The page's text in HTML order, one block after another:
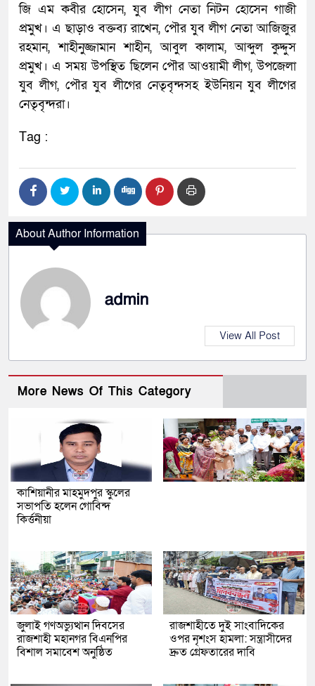
জি এম কবীর হোসেন, যুব লীগ নেতা নিটন হোসেন গাজী
প্রমুখ। এ ছাড়াও বক্তব্য রাখেন, পৌর যুব লীগ নেতা আজিজুর
রহমান, শাহীনুজ্জামান শাহীন, আবুল কালাম, আব্দুল কুদ্দুস
প্রমুখ। এ সময় উপস্থিত ছিলেন পৌর আওয়ামী লীগ, উপজেলা
যুব লীগ, পৌর যুব লীগের নেতৃবৃন্দসহ ইউনিয়ন যুব লীগের
নেতৃবৃন্দরা।
Tag :
About Author Information
admin
View All Post
More News Of This Category
কাশিয়ানীর মাহমুদপুর স্কুলের
সভাপতি হলেন গোবিন্দ
কির্ত্তনীয়া
জুলাই গণঅভ্যুত্থান দিবসের
রাজশাহী মহানগর বিএনপির
বিশাল সমাবেশ অনুষ্ঠিত
রাজশাহীতে দুই সাংবাদিকের
ওপর নৃশংস হামলা: সন্ত্রাসীদের
দ্রুত গ্রেফতারের দাবি